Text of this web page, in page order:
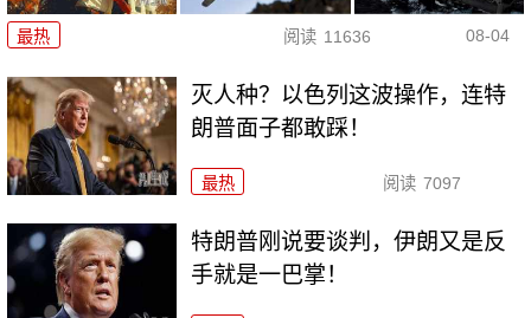
最热 阅读 11636 08-04
灭人种？以色列这波操作，连特
朗普面子都敢踩！
最热 阅读 7097
特朗普刚说要谈判，伊朗又是反
手就是一巴掌！